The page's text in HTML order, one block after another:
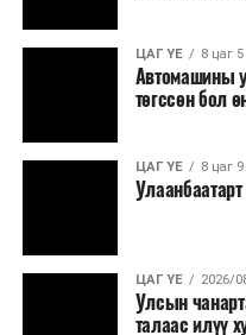
ЦАГ ҮЕ 8 цаг
Автомашины
төгссөн бол
ЦАГ ҮЕ 8 цаг
ЦАГ ҮЕ 2026/
Улсын
талаас илүү